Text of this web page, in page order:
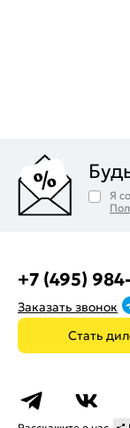
Я
+7 (495)
Заказать звонок
Стать